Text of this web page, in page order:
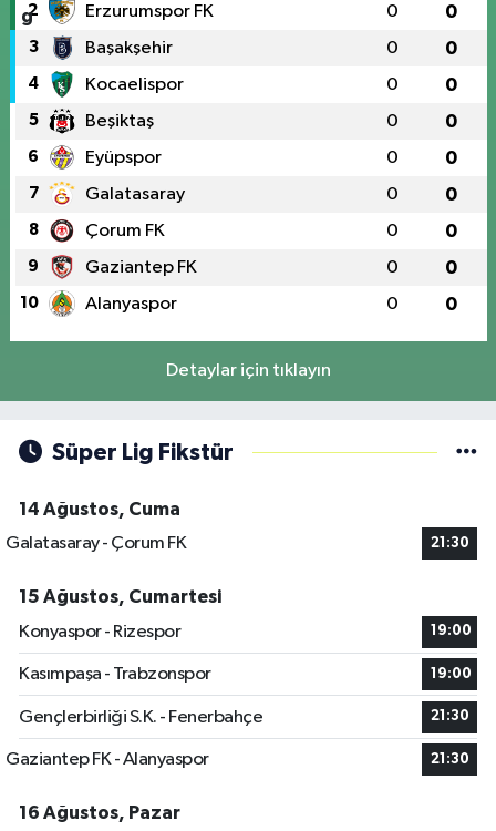
2 Erzurumspor FK 0 0
3 Başakşehir 0 0
4 Kocaelispor 0 0
5 Beşiktaş 0 0
6 Eyüpspor 0 0
7 Galatasaray 0 0
8 Çorum FK 0 0
9 Gaziantep FK 0 0
10 Alanyaspor 0 0
Detaylar için tıklayın
Süper Lig Fikstür
14 Ağustos, Cuma
Galatasaray - Çorum FK
21:30
15 Ağustos, Cumartesi
Konyaspor - Rizespor
19:00
Kasımpaşa - Trabzonspor 19:00
Gençlerbirliği S.K. - Fenerbahçe 21:30
Gaziantep FK - Alanyaspor 21:30
16 Ağustos, Pazar